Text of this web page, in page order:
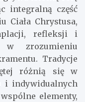
integralną część
Ciała Chrystusa,
refleksji i
w zrozumieniu
Tradycje
różnią się w
i indywidualnych
elementy,